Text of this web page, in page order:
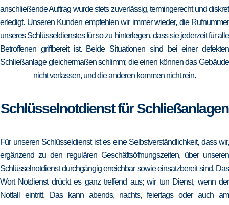
anschließende Auftrag wurde stets zuverlässig, termingerecht und diskret
erledigt. Unseren Kunden empfehlen wir immer wieder, die Rufnummer
unseres Schlüsseldienstes für so zu hinterlegen, dass sie jederzeit für alle
Betroffenen griffbereit ist. Beide Situationen sind bei einer defekten
Schließanlage gleichermaßen schlimm; die einen können das Gebäude
nicht verlassen, und die anderen kommen nicht rein.
Schlüsselnotdienst für Schließanlagen
Für unseren Schlüsseldienst ist es eine Selbstverständlichkeit, dass wir,
ergänzend zu den regulären Geschäftsöffnungszeiten, über unseren
Schlüsselnotdienst durchgängig erreichbar sowie einsatzbereit sind. Das
Wort Notdienst drückt es ganz treffend aus; wir tun Dienst, wenn der
Notfall eintritt. Das kann abends, nachts, feiertags oder auch am